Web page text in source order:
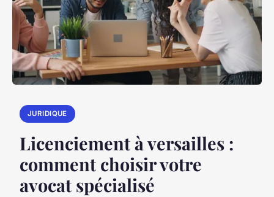
JURIDIQUE
Licenciement à versailles :
comment choisir votre
avocat spécialisé